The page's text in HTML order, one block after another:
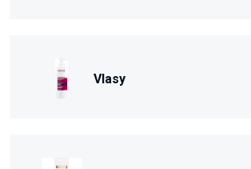
Vlasy